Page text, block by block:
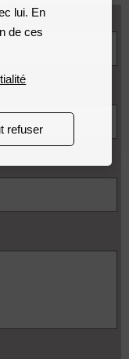
lui. En
de ces
refuser